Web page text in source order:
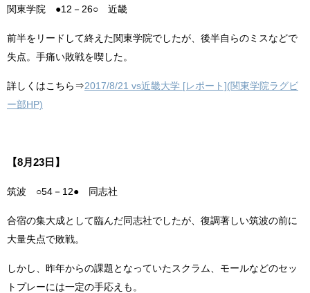
関東学院 ●12－26○ 近畿
前半をリードして終えた関東学院でしたが、後半自らのミスなどで
失点。手痛い敗戦を喫した。
詳しくはこちら⇒2017/8/21 vs近畿大学 [レポート](関東学院ラグビ
ー部HP)
【8月23日】
筑波 ○54－12● 同志社
合宿の集大成として臨んだ同志社でしたが、復調著しい筑波の前に
大量失点で敗戦。
しかし、昨年からの課題となっていたスクラム、モールなどのセッ
トプレーには一定の手応えも。